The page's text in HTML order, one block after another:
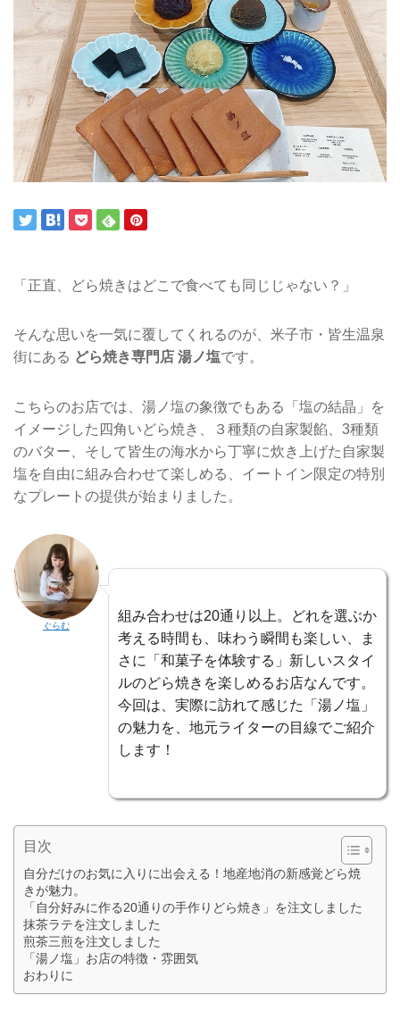
「正直、どら焼きはどこで食べても同じじゃない？」
そんな思いを一気に覆してくれるのが、米子市・皆生温泉
街にある どら焼き専門店 湯ノ塩です。
こちらのお店では、湯ノ塩の象徴でもある「塩の結晶」を
イメージした四角いどら焼き、３種類の自家製餡、3種類
のバター、そして皆生の海水から丁寧に炊き上げた自家製
塩を自由に組み合わせて楽しめる、イートイン限定の特別
なプレートの提供が始まりました。
ぐらむ
組み合わせは20通り以上。どれを選ぶか
考える時間も、味わう瞬間も楽しい、ま
さに「和菓子を体験する」新しいスタイ
ルのどら焼きを楽しめるお店なんです。
今回は、実際に訪れて感じた「湯ノ塩」
の魅力を、地元ライターの目線でご紹介
します！
目次
自分だけのお気に入りに出会える！地産地消の新感覚どら焼
きが魅力。
「自分好みに作る20通りの手作りどら焼き」を注文しました
抹茶ラテを注文しました
煎茶三煎を注文しました
「湯ノ塩」お店の特徴・雰囲気
おわりに